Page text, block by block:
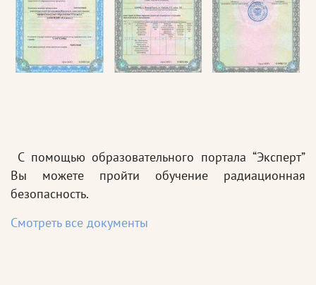
С помощью образовательного портала “Эксперт”
Вы можете пройти обучение радиационная
безопасность.
Смотреть все документы